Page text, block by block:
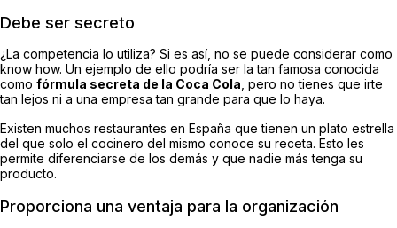
Debe ser secreto
¿La competencia lo utiliza? Si es así, no se puede considerar como
know how. Un ejemplo de ello podría ser la tan famosa conocida
como fórmula secreta de la Coca Cola , pero no tienes que irte
tan lejos ni a una empresa tan grande para que lo haya.
Existen muchos restaurantes en España que tienen un plato estrella
del que solo el cocinero del mismo conoce su receta. Esto les
permite diferenciarse de los demás y que nadie más tenga su
producto.
Proporciona una ventaja para la organización